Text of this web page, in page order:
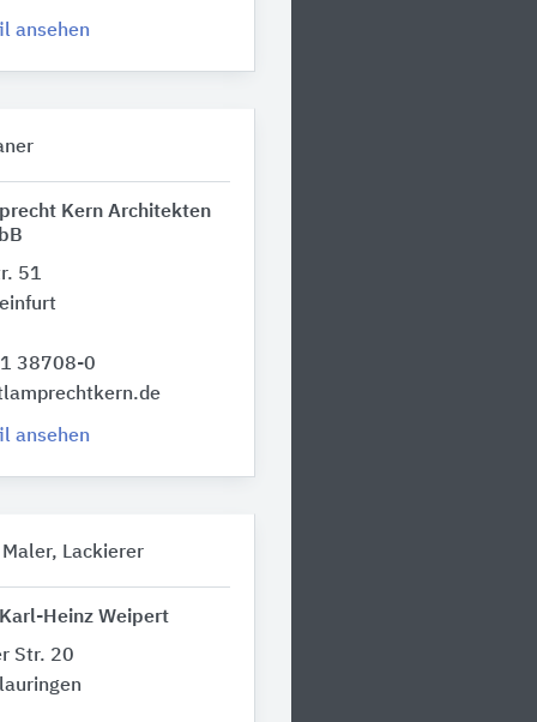
ansehen
Kern Architekten
51
38708-0
ansehen
Lackierer
Heinz Weipert
Str. 20